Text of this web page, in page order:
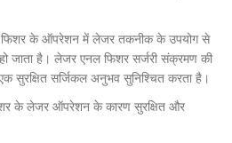
के ऑपरेशन में लेजर तकनीक के उपयोग से
जाता है। लेजर एनल फिशर सर्जरी संक्रमण की
सुरक्षित सर्जिकल अनुभव सुनिश्चित करता है।
के लेजर ऑपरेशन के कारण सुरक्षित और